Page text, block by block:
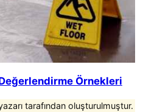
Örnekleri
tarafından oluşturulmuştur.